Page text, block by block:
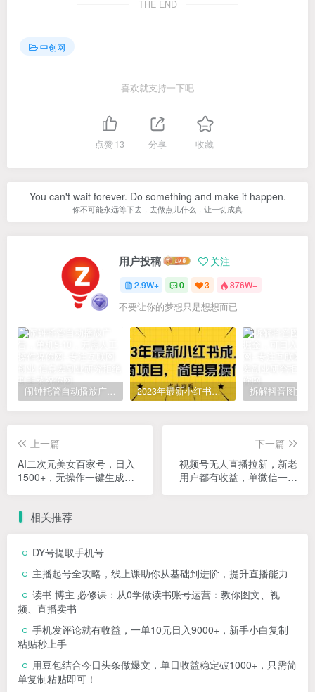
THE END
中创网
喜欢就支持一下吧
点赞13 分享 收藏
You can't wait forever. Do something and make it happen.
你不可能永远等下去，去做点儿什么，让一切成真
用户投稿 关注
2.9W+ 0 3 876W+
不要让你的梦想只是想想而已
闹钟托管自动播放广告，单机5-10，无需人工操作 2023年最新小红书成人电商项目，简单易操作【详细教程】
上一篇
AI二次元美女百家号，日入
1500+，无操作一键生成视
下一篇
视频号无人直播拉新，新老
用户都有收益，单微信一天
相关推荐
DY号提取手机号
主播起号全攻略，线上课助你从基础到进阶，提升直播能力
读书 博主 必修课：从0学做读书账号运营：教你图文、视
频、直播卖书
手机发评论就有收益，一单10元日入9000+，新手小白复制
粘贴秒上手
用豆包结合今日头条做爆文，单日收益稳定破1000+，只需简
单复制粘贴即可！